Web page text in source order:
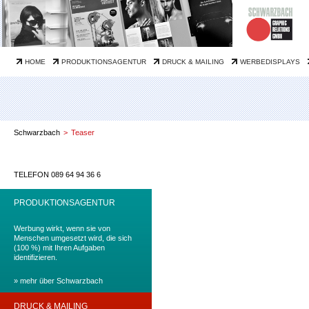
Navigation
HOME PRODUKTIONSAGENTUR DRUCK & MAILING WERBEDISPLAYS
info@schwarzbach.net
Schwarzbach Teaser
TELEFON 089 64 94 36 6
PRODUKTIONSAGENTUR
Werbung wirkt, wenn sie von
Menschen umgesetzt wird, die sich
(100 %) mit Ihren Aufgaben
identifizieren.
» mehr über Schwarzbach
DRUCK & MAILING